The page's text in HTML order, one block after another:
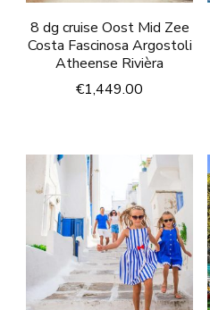
8 dg cruise Oost Mid Zee
Costa Fascinosa Argostoli
Atheense Rivièra
€1,449.00